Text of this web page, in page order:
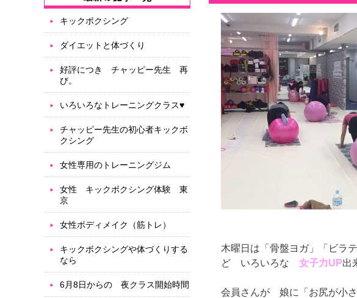
木曜日は「骨盤ヨガ」「ビラ
ど いろいろな 女子力UP出
会員さんが 娘に「お尻が小
キックボクシング
ダイエットと体づくり
好評につき チャッピー先生 再
び。
いろいろなトレーニングクラス♥
チャッピー先生の初心者キックボ
クシング
女性専用のトレーニングジム
女性 キックボクシング体験 東
京
女性ボディメイク（筋トレ）
キックボクシングや体づくりする
なら
6月8日からの 夜クラス開始時間